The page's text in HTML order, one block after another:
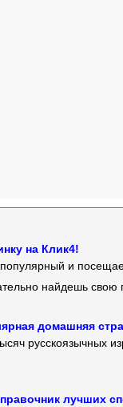
на Клик4!
и
найдешь свою
домашняя
русскоязычных
лучших